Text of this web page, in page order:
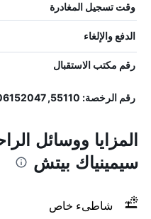
وقت تسجيل المغادرة
الدفع والإلغاء
رقم مكتب الاستقبال
رقم الرخصة: 55110, 9120006152047
المزايا ووسائل
سيمينياك بيتش
شاطىء خاص